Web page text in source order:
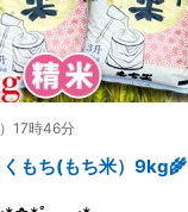
17時46分
もち(もち米）9kg🌾